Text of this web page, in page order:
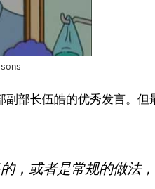
副部长伍皓的优秀发言。但
，或者是常规的做法